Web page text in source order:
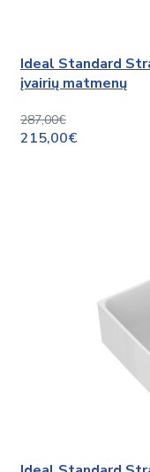
Ideal Standard
įvairių matmenų
287,00€
215,00€